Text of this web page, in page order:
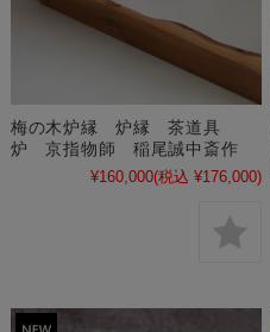
梅の木炉縁 炉縁 茶道具
炉 京指物師 稲尾誠中斎作
¥160,000(税込 ¥176,000)